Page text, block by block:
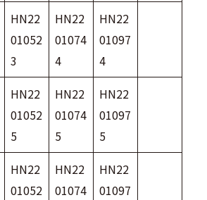
HN22
01052
3
HN22
01074
4
HN22
01097
4
HN22
01052
5
HN22
01074
5
HN22
01097
5
HN22
01052
HN22
01074
HN22
01097